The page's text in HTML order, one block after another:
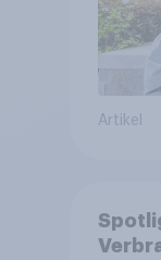
Artikel